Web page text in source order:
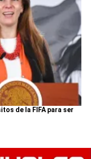
de la FIFA para ser